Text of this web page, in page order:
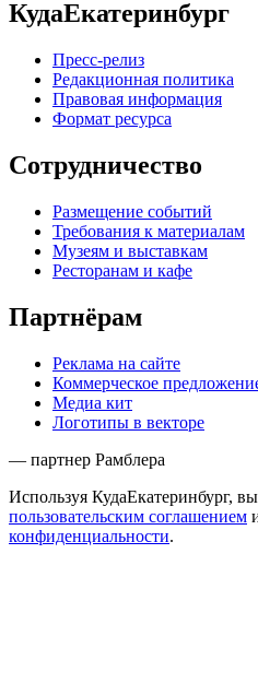
КудаЕкатеринбург
Пресс-релиз
Редакционная политика
Правовая информация
Формат ресурса
Сотрудничество
Размещение событий
Требования к материалам
Музеям и выставкам
Ресторанам и кафе
Партнёрам
Реклама на сайте
Коммерческое
Медиа кит
Логотипы в векторе
— партнер Рамблера
Используя КудаЕкатеринбург,
пользовательским соглашением
конфиденциальности.